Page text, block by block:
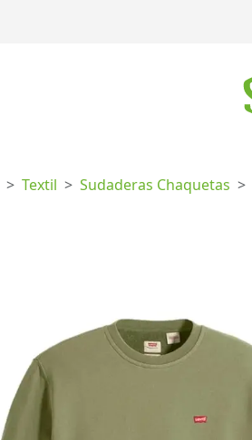
Textil Sudaderas Chaquetas